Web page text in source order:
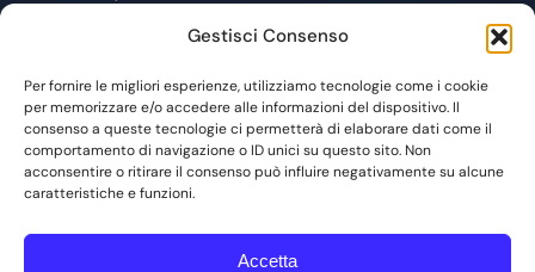
Gestisci Consenso
Per fornire le migliori esperienze, utilizziamo tecnologie come i cookie
per memorizzare e/o accedere alle informazioni del dispositivo. Il
consenso a queste tecnologie ci permetterà di elaborare dati come il
comportamento di navigazione o ID unici su questo sito. Non
acconsentire o ritirare il consenso può influire negativamente su alcune
caratteristiche e funzioni.
Accetta
dopo il login su Windows
Leggi articolo →